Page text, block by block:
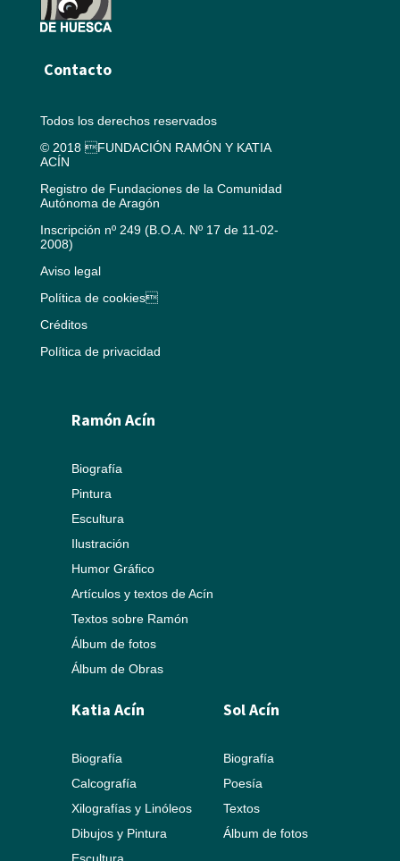
Contacto
Todos los derechos reservados
© 2018 FUNDACIÓN RAMÓN Y KATIA
ACÍN
Registro de Fundaciones de la Comunidad
Autónoma de Aragón
Inscripción nº 249 (B.O.A. Nº 17 de 11-02-
2008)
Aviso legal
Política de cookies
Créditos
Política de privacidad
Ramón Acín
Biografía
Pintura
Escultura
Ilustración
Humor Gráfico
Artículos y textos de Acín
Textos sobre Ramón
Álbum de fotos
Álbum de Obras
Katia Acín
Biografía
Calcografía
Xilografías y Linóleos
Dibujos y Pintura
Escultura
Sol Acín
Biografía
Poesía
Textos
Álbum de fotos